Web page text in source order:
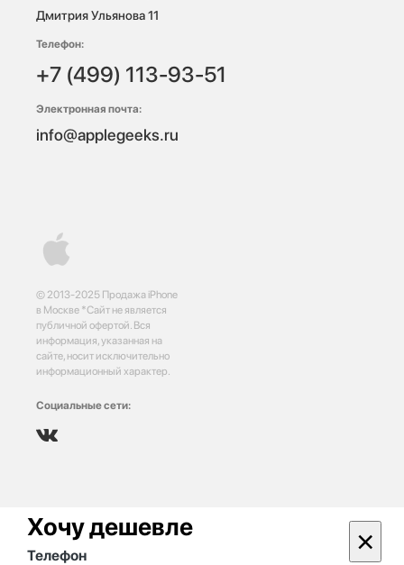
© 2013-2025 Продажа iPhone
в Москве *Сайт не является
публичной офертой. Вся
информация, указанная на
сайте, носит исключительно
информационный характер.
Социальные сети:
Дмитрия Ульянова 11
Телефон:
+7 (499) 113-93-51
Электронная почта:
info@applegeeks.ru
Хочу дешевле ×
Телефон